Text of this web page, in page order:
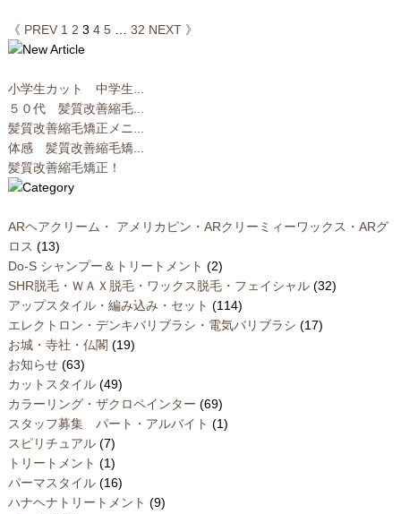
《 PREV 1 2 3 4 5 32 NEXT 》
小学生カット 中学生...
５０代 髪質改善縮毛...
髪質改善縮毛矯正メニ...
体感 髪質改善縮毛矯...
髪質改善縮毛矯正！
ARヘアクリーム・ アメリカピン・ARクリーミィーワックス・ARグ
ロス (13)
Do-S シャンプー＆トリートメント (2)
SHR脱毛・ＷＡＸ脱毛・ワックス脱毛・フェイシャル (32)
アップスタイル・編み込み・セット (114)
エレクトロン・デンキバリブラシ・電気バリブラシ (17)
お城・寺社・仏閣 (19)
お知らせ (63)
カットスタイル (49)
カラーリング・ザクロペインター (69)
スタッフ募集 パート・アルバイト (1)
スピリチュアル (7)
トリートメント (1)
パーマスタイル (16)
ハナヘナトリートメント (9)